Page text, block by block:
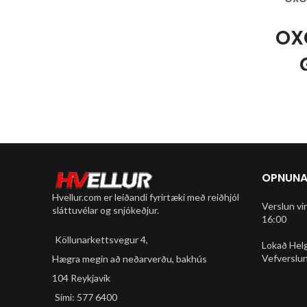
Litur: Satin Electric Blue, Grátt og
Rautt Matt
Hvellur.com er leiðandi fyrirtæki með reiðhjól
sláttuvélar og snjókeðjur.
Köllunarkettsvegur 4,
Hægra megin að neðarverðu, bakhús
104 Reykjavík
Sími: 577 6400
Verslun
16:00
Lokað